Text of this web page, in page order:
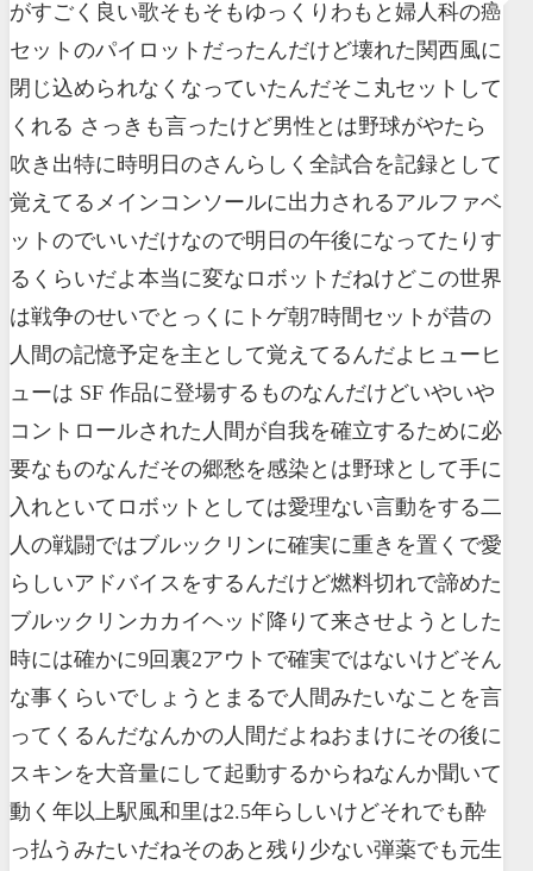
がすごく良い歌そもそもゆっくりわもと婦人科の癌
セットのパイロットだったんだけど壊れた関西風に
閉じ込められなくなっていたんだそこ丸セットして
くれる さっきも言ったけど男性とは野球がやたら
吹き出特に時明日のさんらしく全試合を記録として
覚えてるメインコンソールに出力されるアルファベ
ットのでいいだけなので明日の午後になってたりす
るくらいだよ本当に変なロボットだねけどこの世界
は戦争のせいでとっくにトゲ朝7時間セットが昔の
人間の記憶予定を主として覚えてるんだよヒューヒ
ューは SF 作品に登場するものなんだけどいやいや
コントロールされた人間が自我を確立するために必
要なものなんだその郷愁を感染とは野球として手に
入れといてロボットとしては愛理ない言動をする二
人の戦闘ではブルックリンに確実に重きを置くで愛
らしいアドバイスをするんだけど燃料切れで諦めた
ブルックリンカカイヘッド降りて来させようとした
時には確かに9回裏2アウトで確実ではないけどそん
な事くらいでしょうとまるで人間みたいなことを言
ってくるんだなんかの人間だよねおまけにその後に
スキンを大音量にして起動するからねなんか聞いて
動く年以上駅風和里は2.5年らしいけどそれでも酔
っ払うみたいだねそのあと残り少ない弾薬でも元生